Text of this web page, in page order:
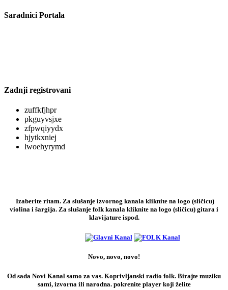
Saradnici Portala
Zadnji registrovani
zuffkfjhpr
pkguyvsjxe
zfpwqiyydx
hjytkxniej
lwoehyrymd
Izaberite ritam. Za slušanje izvornog kanala kliknite na logo (sličicu)
violina i šargija. Za slušanje folk kanala kliknite na logo (sličicu) gitara i
klavijature ispod.
Novo, novo, novo!
Od sada Novi Kanal samo za vas. Koprivljanski radio folk. Birajte muziku
sami, izvorna ili narodna. pokrenite player koji želite